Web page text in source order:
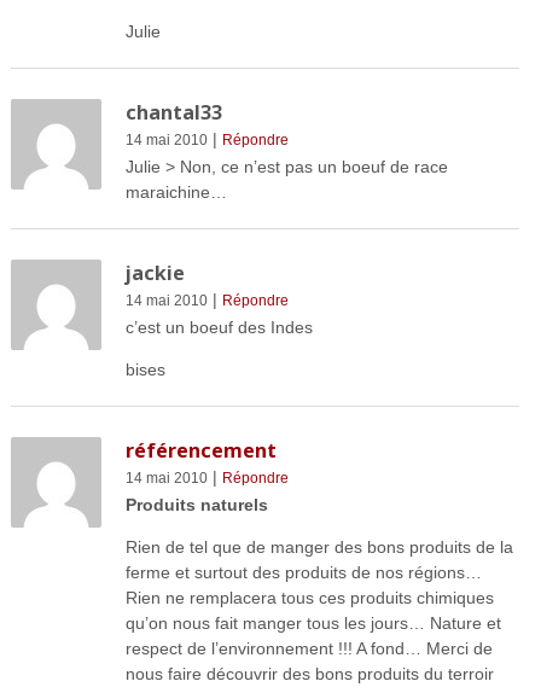
Julie
chantal33
14 mai 2010| Répondre
Julie > Non, ce n’est pas un boeuf de race
maraichine…
jackie
14 mai 2010| Répondre
c’est un boeuf des Indes
bises
référencement
14 mai 2010| Répondre
Produits naturels
Rien de tel que de manger des bons produits de la
ferme et surtout des produits de nos régions…
Rien ne remplacera tous ces produits chimiques
qu’on nous fait manger tous les jours… Nature et
respect de l’environnement !!! A fond… Merci de
nous faire découvrir des bons produits du terroir